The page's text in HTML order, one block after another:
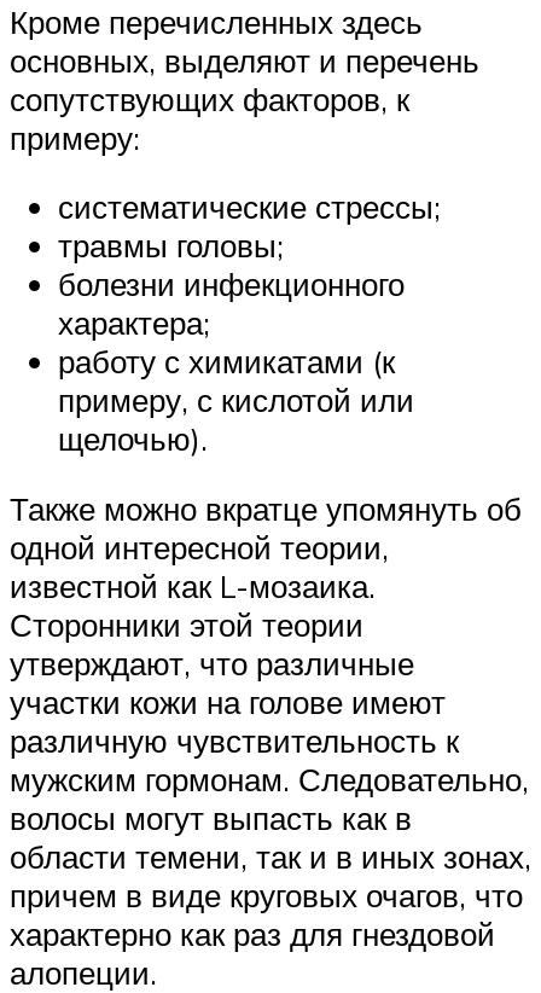
Кроме перечисленных здесь
основных, выделяют и перечень
сопутствующих факторов, к
примеру:
систематические стрессы;
травмы головы;
болезни инфекционного
характера;
работу с химикатами (к
примеру, с кислотой или
щелочью).
Также можно вкратце упомянуть об
одной интересной теории,
известной как L-мозаика.
Сторонники этой теории
утверждают, что различные
участки кожи на голове имеют
различную чувствительность к
мужским гормонам. Следовательно,
волосы могут выпасть как в
области темени, так и в иных зонах,
причем в виде круговых очагов, что
характерно как раз для гнездовой
алопеции.